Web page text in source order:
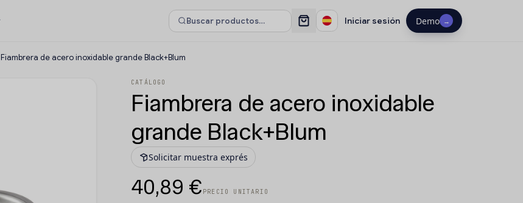
Iniciar sesión Demo →
Fiambrera de acero inoxidable grande Black+Blum
CATÁLOGO
Fiambrera de acero inoxidable
grande Black+Blum
Solicitar muestra exprés
40,89 € PRECIO UNITARIO